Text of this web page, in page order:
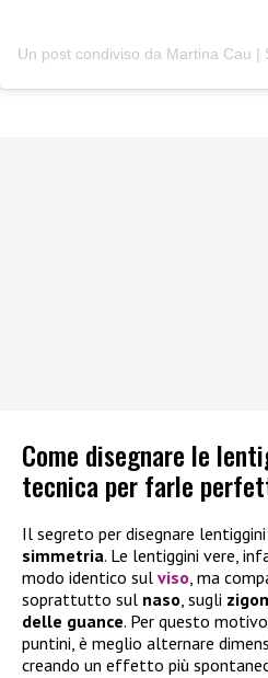
Come disegnare le
tecnica per farle
Il segreto per disegnare
simmetria. Le lentiggini vere,
modo identico sul viso, ma
soprattutto sul naso, sugli
delle guance. Per questo
puntini, è meglio alternare
creando un effetto più